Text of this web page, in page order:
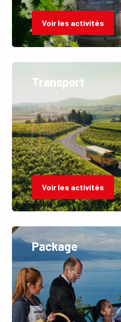
Voir les activités
Transport
Voir les activités
Package